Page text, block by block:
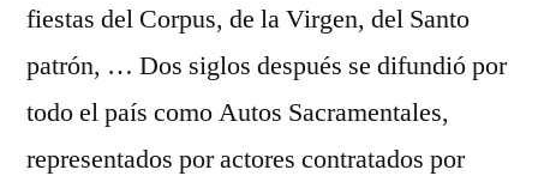
fiestas del Corpus, de la Virgen, del Santo
patrón, … Dos siglos después se difundió por
todo el país como Autos Sacramentales,
representados por actores contratados por